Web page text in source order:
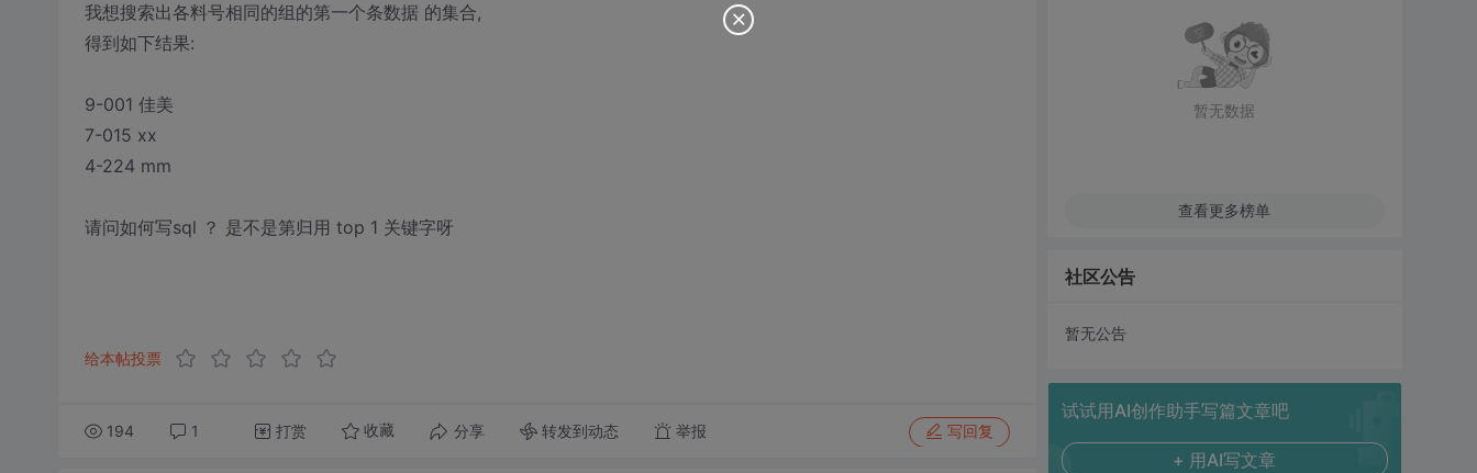
我想搜索出各料号相同的组的第一个条数据 的集合,
得到如下结果:
9-001 佳美
7-015 xx
4-224 mm
请问如何写sql ？ 是不是第归用 top 1 关键字呀
给本帖投票
194 1 打赏 收藏 分享 转发到动态 举报 写回复
暂无数据
查看更多榜单
社区公告
暂无公告
试试用AI创作助手写篇文章吧
+ 用AI写文章